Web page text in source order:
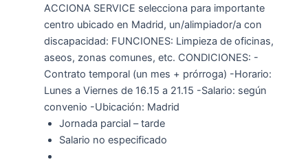
ACCIONA SERVICE selecciona para importante
centro ubicado en Madrid, un/alimpiador/a con
discapacidad: FUNCIONES: Limpieza de oficinas,
aseos, zonas comunes, etc. CONDICIONES: -
Contrato temporal (un mes + prórroga) -Horario:
Lunes a Viernes de 16.15 a 21.15 -Salario: según
convenio -Ubicación: Madrid
Jornada parcial – tarde
Salario no especificado